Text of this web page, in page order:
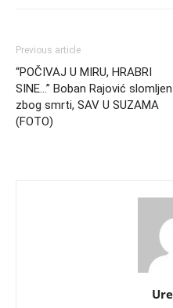
Previous article
“POČIVAJ U MIRU, HRABRI
SINE…” Boban Rajović slomljen
zbog smrti, SAV U SUZAMA
(FOTO)